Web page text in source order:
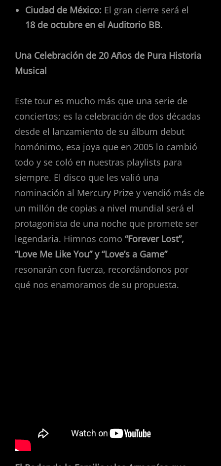
Ciudad de México: El gran cierre será el
18 de octubre en el Auditorio BB.
Una Celebración de 20 Años de Pura Historia
Musical
Este tour es mucho más que una serie de
conciertos; es la celebración de dos décadas
desde el lanzamiento de su álbum debut
homónimo, esa joya que en 2005 lo cambió
todo y se coló en nuestras playlists para
siempre. El disco que les valió una
nominación al Mercury Prize y vendió más de
un millón de copias a nivel mundial será el
protagonista de una noche que promete ser
legendaria. Himnos como “Forever Lost”,
“Love Me Like You” y “Love’s a Game”
resonarán con fuerza, recordándonos por
qué nos enamoramos de su propuesta.